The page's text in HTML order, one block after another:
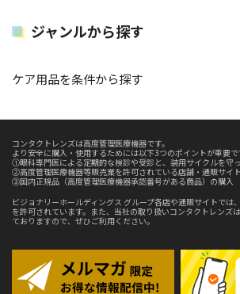
ジャンルから探す
ケア用品を条件から探す
コンタクトレンズは高度管理医療機器です。
より安全に購入・使用するためには以下3つのポイントが重要で
①眼科専門医による定期的な検診や受診と、装用サイクルを守
②高度管理医療機器等販売業を許可されている店舗・通販サイ
③国内正規品（高度管理医療機器承認番号がある商品）の購入
ビジョナリーホールディングス グループ各店や通販サイトでは
を許可されています。また、当社の取り扱いコンタクトレンズ
ておりますので、ぜひご利用ください。